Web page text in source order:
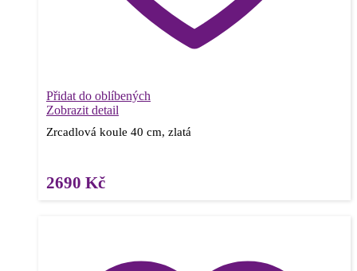
Přidat do oblíbených
Zobrazit detail
Zrcadlová koule 40 cm, zlatá
2690 Kč